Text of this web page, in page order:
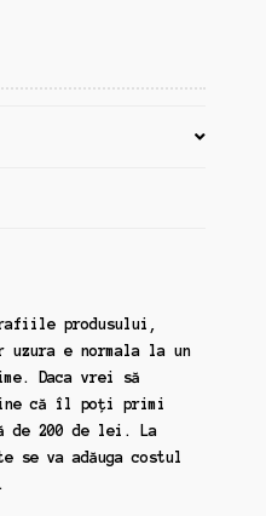
produsului,
e normala la un
Daca vrei să
că îl poți primi
de 200 de lei. La
se va adăuga costul